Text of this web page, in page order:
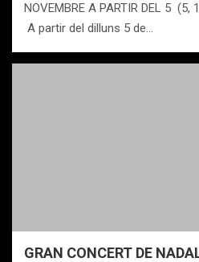
NOVEMBRE A PARTIR DEL 5
A partir del dilluns 5 de…
GRAN CONCERT DE